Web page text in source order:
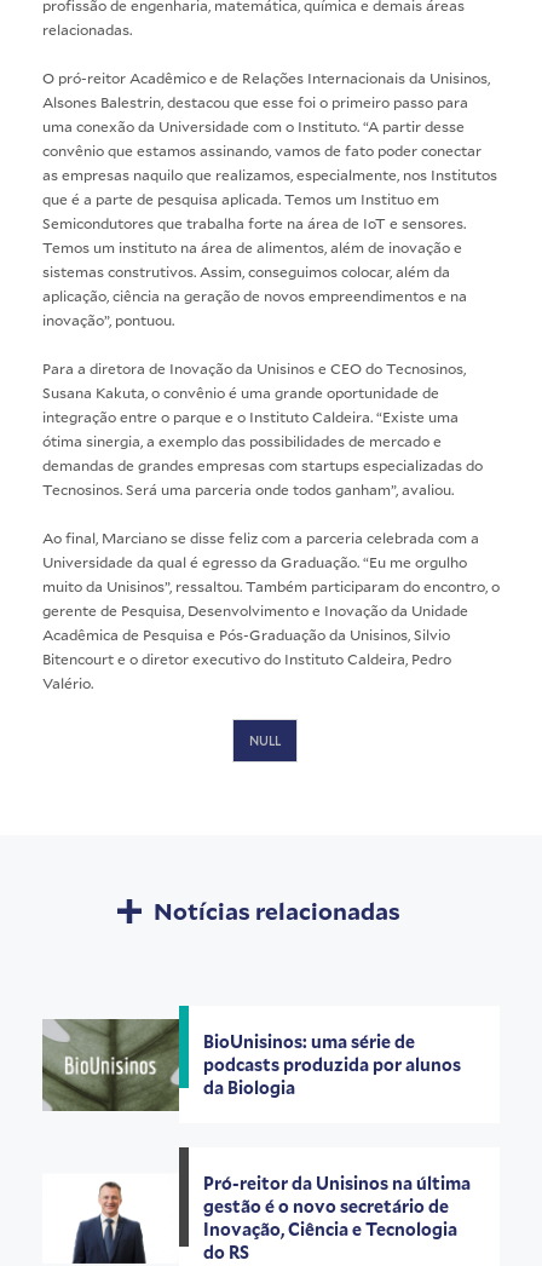
profissão de engenharia, matemática, química e demais áreas
relacionadas.
O pró-reitor Acadêmico e de Relações Internacionais da Unisinos,
Alsones Balestrin, destacou que esse foi o primeiro passo para
uma conexão da Universidade com o Instituto. “A partir desse
convênio que estamos assinando, vamos de fato poder conectar
as empresas naquilo que realizamos, especialmente, nos Institutos
que é a parte de pesquisa aplicada. Temos um Instituo em
Semicondutores que trabalha forte na área de IoT e sensores.
Temos um instituto na área de alimentos, além de inovação e
sistemas construtivos. Assim, conseguimos colocar, além da
aplicação, ciência na geração de novos empreendimentos e na
inovação”, pontuou.
Para a diretora de Inovação da Unisinos e CEO do Tecnosinos,
Susana Kakuta, o convênio é uma grande oportunidade de
integração entre o parque e o Instituto Caldeira. “Existe uma
ótima sinergia, a exemplo das possibilidades de mercado e
demandas de grandes empresas com startups especializadas do
Tecnosinos. Será uma parceria onde todos ganham”, avaliou.
Ao final, Marciano se disse feliz com a parceria celebrada com a
Universidade da qual é egresso da Graduação. “Eu me orgulho
muito da Unisinos”, ressaltou. Também participaram do encontro, o
gerente de Pesquisa, Desenvolvimento e Inovação da Unidade
Acadêmica de Pesquisa e Pós-Graduação da Unisinos, Silvio
Bitencourt e o diretor executivo do Instituto Caldeira, Pedro
Valério.
NULL
Notícias relacionadas
BioUnisinos: uma série de
podcasts produzida por alunos
da Biologia
Pró-reitor da Unisinos na última
gestão é o novo secretário de
Inovação, Ciência e Tecnologia
do RS